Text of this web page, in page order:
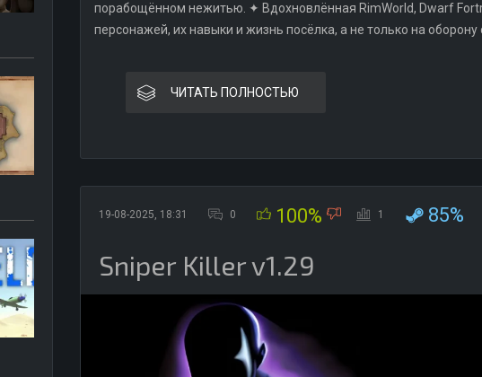
порабощённом нежитью. ✦ Вдохновлённая RimWorld, Dwarf
персонажей, их навыки и жизнь посёлка, а не только на
ЧИТАТЬ ПОЛНОСТЬЮ
19-08-2025, 18:31 0 100% 1 85%
Sniper Killer v1.29